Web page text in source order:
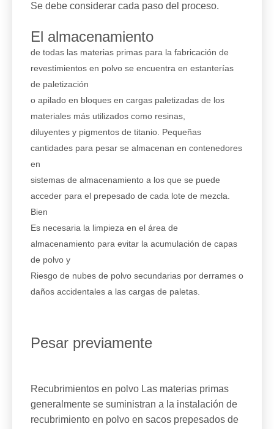
Se debe considerar cada paso del proceso.
El almacenamiento
de todas las materias primas para la fabricación de
revestimientos en polvo se encuentra en estanterías
de paletización
o apilado en bloques en cargas paletizadas de los
materiales más utilizados como resinas,
diluyentes y pigmentos de titanio. Pequeñas
cantidades para pesar se almacenan en contenedores
en
sistemas de almacenamiento a los que se puede
acceder para el prepesado de cada lote de mezcla.
Bien
Es necesaria la limpieza en el área de
almacenamiento para evitar la acumulación de capas
de polvo y
Riesgo de nubes de polvo secundarias por derrames o
daños accidentales a las cargas de paletas.
Pesar previamente
Recubrimientos en polvo Las materias primas
generalmente se suministran a la instalación de
recubrimiento en polvo en sacos prepesados ​​de